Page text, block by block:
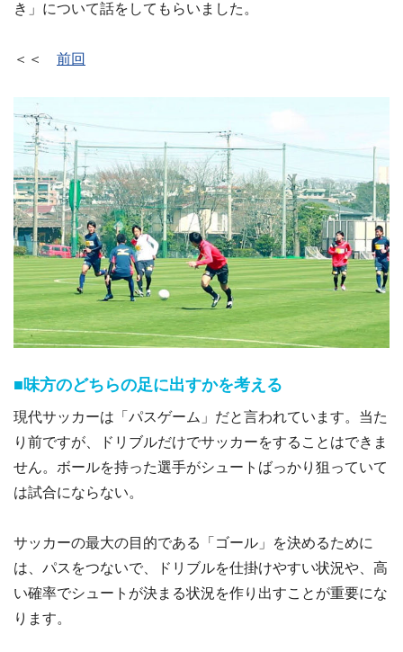
き」について話をしてもらいました。
＜＜ 前回
■味方のどちらの足に出すかを考える
現代サッカーは「パスゲーム」だと言われています。当た
り前ですが、ドリブルだけでサッカーをすることはできま
せん。ボールを持った選手がシュートばっかり狙っていて
は試合にならない。
サッカーの最大の目的である「ゴール」を決めるために
は、パスをつないで、ドリブルを仕掛けやすい状況や、高
い確率でシュートが決まる状況を作り出すことが重要にな
ります。